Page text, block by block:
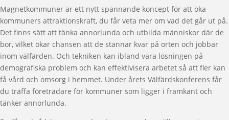
Magnetkommuner är ett nytt spännande koncept för att öka
kommuners attraktionskraft, du får veta mer om vad det går ut på.
Det finns sätt att tänka annorlunda och utbilda människor där de
bor, vilket ökar chansen att de stannar kvar på orten och jobbar
inom välfärden. Och tekniken kan ibland vara lösningen på
demografiska problem och kan effektivisera arbetet så att fler kan
få vård och omsorg i hemmet. Under årets Välfärdskonferens får
du träffa företrädare för kommuner som ligger i framkant och
tänker annorlunda.